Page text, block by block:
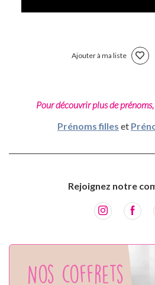
Ajouter à ma liste
Pour découvrir plus de
Prénoms filles et
Rejoignez notre
Nos coffrets